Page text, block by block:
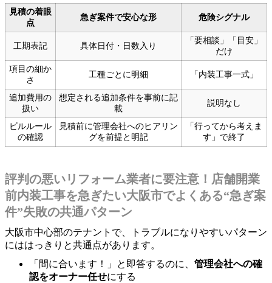
見積の着眼
点
急ぎ案件で安心な形 危険シグナル
工期表記 具体日付・日数入り
「要相談」「目安」
だけ
項目の細か
さ
工種ごとに明細 「内装工事一式」
追加費用の
扱い
想定される追加条件を事前に記
載
説明なし
ビルルール
の確認
見積前に管理会社へのヒアリン
グを前提と明記
「行ってから考えま
す」で終了
評判の悪いリフォーム業者に要注意！店舗開業
前内装工事を急ぎたい大阪市でよくある“急ぎ案
件”失敗の共通パターン
大阪市中心部のテナントで、トラブルになりやすいパターン
にははっきりと共通点があります。
「間に合います！」と即答するのに、 管理会社への確
認をオーナー任せにする